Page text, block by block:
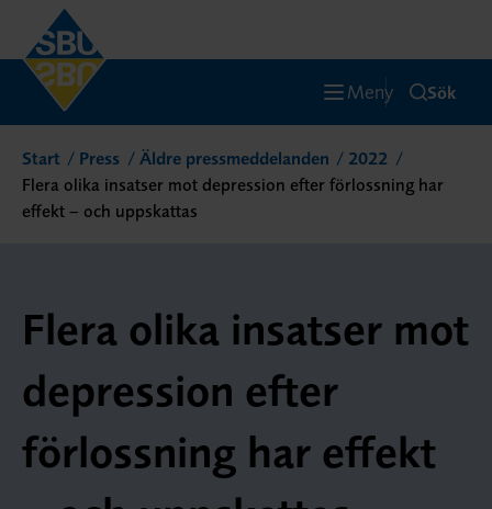
Meny Sök
Start Press Äldre pressmeddelanden
2022
Flera olika insatser mot depression efter förlossning har
effekt – och uppskattas
Flera olika insatser mot
depression efter
förlossning har effekt